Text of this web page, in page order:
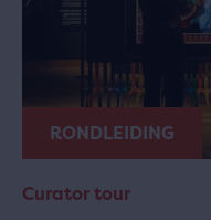
RONDLEIDING
Curator tour